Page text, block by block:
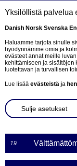
Ota yhteyttä
Kirjaudu
will be taken to a
Yksilöllistä palvelua
Danish Norsk Svenska
Haluamme tarjota sinulle
hyödynnämme omia ja
evästeet annat meille
kehittämiseen ja sisältöjen
luotettavan ja turvallisen
Lue lisää evästeistä ja
Sulje asetukset
19